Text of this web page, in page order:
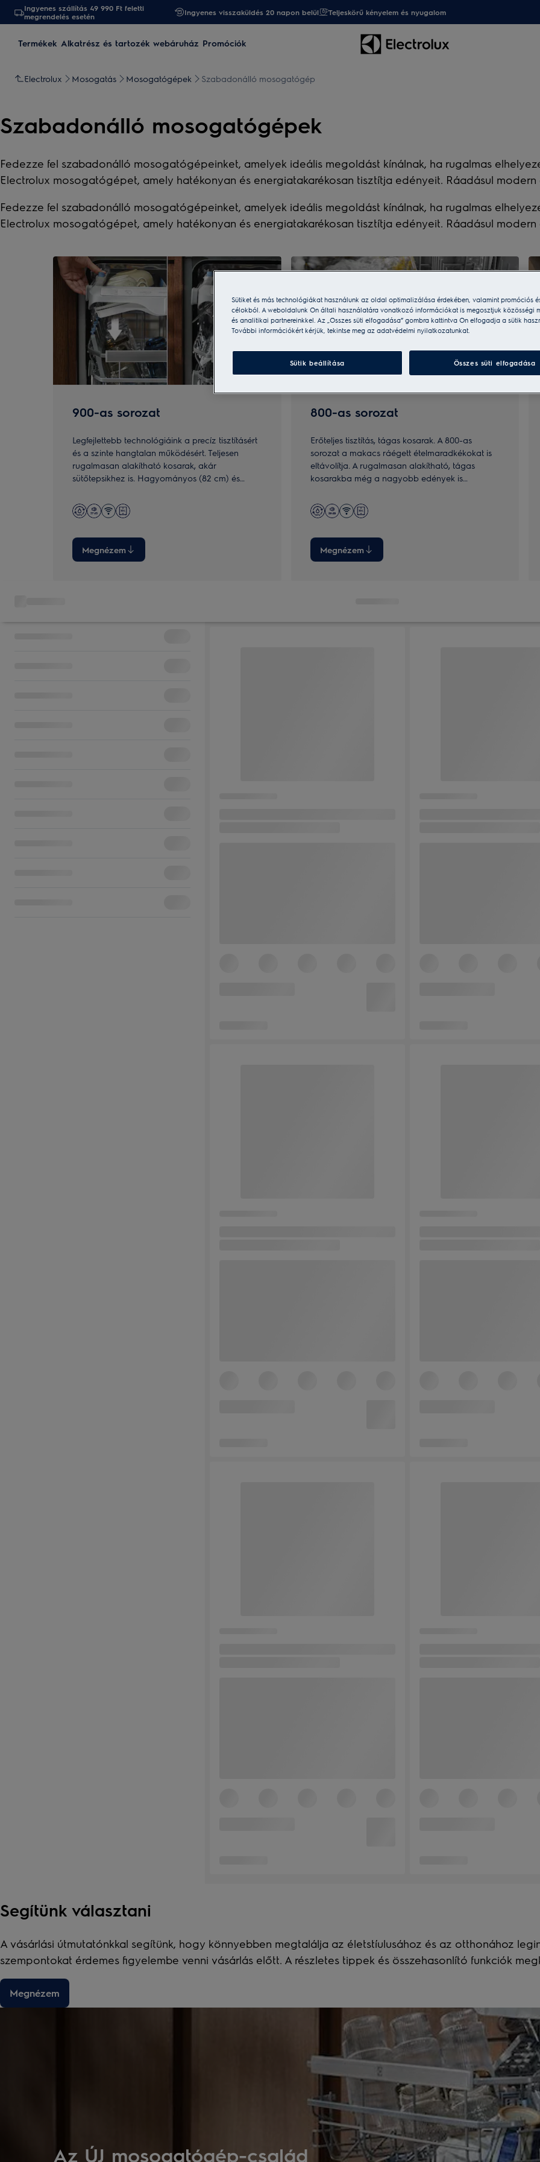
Ingyenes szállítás 49 990 Ft feletti
megrendelés esetén
Ingyenes visszaküldés 20 napon belül Teljeskörű kényelem és nyugalom
Termékek Alkatrész és tartozék webáruház Promóciók
Electrolux Mosogatás Mosogatógépek Szabadonálló mosogatógép
Szabadonálló mosogatógépek
Fedezze fel szabadonálló mosogatógépeinket, amelyek ideális megoldást kínálnak, ha rugalmas
Electrolux mosogatógépet, amely hatékonyan és energiatakarékosan tisztítja edényeit. Ráadásul
Fedezze fel szabadonálló mosogatógépeinket, amelyek ideális megoldást kínálnak, ha rugalmas
Electrolux mosogatógépet, amely hatékonyan és energiatakarékosan tisztítja edényeit. Ráadásul
900-as sorozat
Legfejlettebb technológiáink a precíz tisztításért
és a szinte hangtalan működésért. Teljesen
rugalmasan alakítható kosarak, akár
sütőtepsikhez is. Hagyományos (82 cm) és
elérhető.
Megnézem
800-as sorozat
Erőteljes tisztítás, tágas kosarak. A 800-as
sorozat a makacs ráégett ételmaradkékokat is
eltávolítja. A rugalmasan alakítható, tágas
kosarakba még a nagyobb edények is
cm) és MaxiSpace (87 cm) magas méretekben
is elérhető.
Megnézem
Segítünk választani
A vásárlási útmutatónkkal segítünk, hogy könnyebben megtalálja az életstíulusához és az otthonához
szempontokat érdemes figyelembe venni vásárlás előtt. A részletes tippek és összehasonlító funkciók
Megnézem
Az ÚJ mosogatógép-család
Sütiket és más technológiákat használunk az oldal optimalizálása érdekében, valamint promóciós
célokból. A weboldalunk Ön általi használatára vonatkozó információkat is megosztjuk közösségi
és analitikai partnereinkkel. Az „Összes süti elfogadása” gombra kattintva Ön elfogadja a sütik
További információkért kérjük, tekintse meg az adatvédelmi nyilatkozatunkat.
Sütik beállítása Összes süti elfogadása